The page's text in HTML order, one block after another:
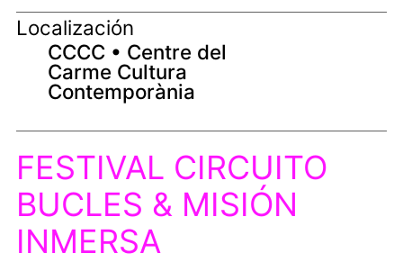
Localización
CCCC • Centre del
Carme Cultura
Contemporània
FESTIVAL CIRCUITO
BUCLES & MISIÓN
INMERSA